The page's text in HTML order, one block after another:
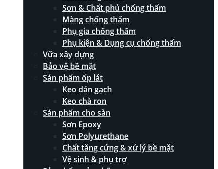
Sơn & Chất phủ chống thấm
Màng chống thấm
Phụ gia chống thấm
Phụ kiện & Dụng cụ chống thấm
Vữa xây dựng
Bảo vệ bề mặt
Sản phẩm ốp lát
Keo dán gạch
Keo chà ron
Sản phẩm cho sàn
Sơn Epoxy
Sơn Polyurethane
Chất tăng cứng & xử lý bề mặt
Vệ sinh & phụ trợ